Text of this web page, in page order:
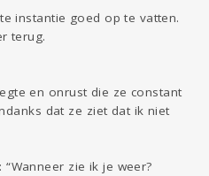
instantie goed op te vatten.
terug.
en onrust die ze constant
dat ze ziet dat ik niet
zie ik je weer?